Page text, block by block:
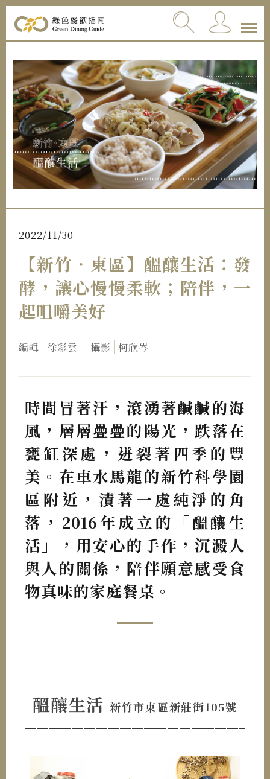
2022/11/30
【新竹．東區】醞釀生活：發
酵，讓心慢慢柔軟；陪伴，一
起咀嚼美好
編輯 徐彩雲 攝影 柯欣岑
時間冒著汗，滾湧著鹹鹹的海
風，層層疊疊的陽光，跌落在
甕缸深處，迸裂著四季的豐
美。在車水馬龍的新竹科學園
區附近，漬著一處純淨的角
落，2016年成立的「醞釀生
活」，用安心的手作，沉澱人
與人的關係，陪伴願意感受食
物真味的家庭餐桌。
醞釀生活 新竹市東區新莊街105號